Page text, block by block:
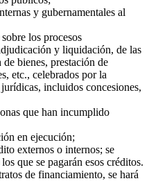
y gubernamentales al
los procesos
y liquidación, de las
bienes, prestación de
etc., celebrados por la
incluidos concesiones,
que han incumplido
en ejecución;
externos o internos; se
que se pagarán esos créditos.
de financiamiento, se hará